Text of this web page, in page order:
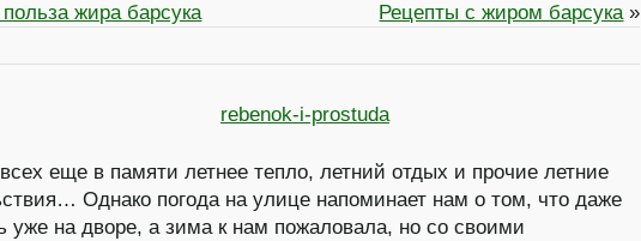
Рецепты с жиром барсука»
жира барсука
еще в памяти летнее тепло, летний отдых и прочие летние
Однако погода на улице напоминает нам о том, что даже
уже на дворе, а зима к нам пожаловала, но со своими